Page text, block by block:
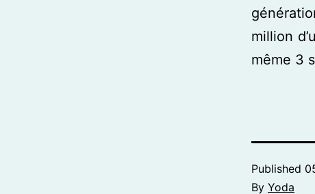
million
même 3
Published
By Yoda